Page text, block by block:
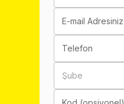
E-mail Adresiniz
Telefon
Şube